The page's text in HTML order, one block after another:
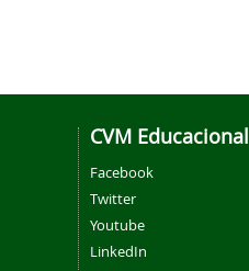
CVM Educacional
Facebook
Twitter
Youtube
LinkedIn